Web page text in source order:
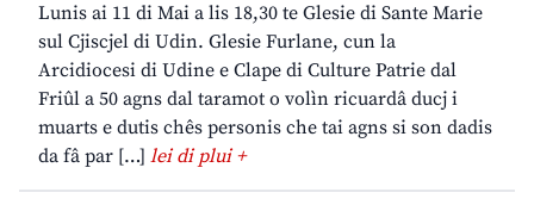
Lunis ai 11 di Mai a lis 18,30 te Glesie di Sante Marie
sul Cjiscjel di Udin. Glesie Furlane, cun la
Arcidiocesi di Udine e Clape di Culture Patrie dal
Friûl a 50 agns dal taramot o volìn ricuardâ ducj i
muarts e dutis chês personis che tai agns si son dadis
da fâ par […] lei di plui +